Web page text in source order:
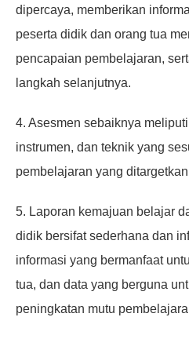
dipercaya, memberikan
peserta didik dan orang tua
pencapaian pembelajaran,
langkah selanjutnya.
4. Asesmen sebaiknya
instrumen, dan teknik yang
pembelajaran yang
5. Laporan kemajuan belajar
didik bersifat sederhana dan
informasi yang bermanfaat
tua, dan data yang berguna
peningkatan mutu